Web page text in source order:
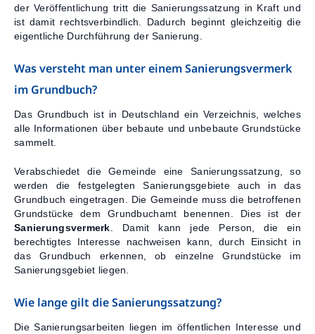
der Veröffentlichung tritt die Sanierungssatzung in Kraft und
ist damit rechtsverbindlich. Dadurch beginnt gleichzeitig die
eigentliche Durchführung der Sanierung.
Was versteht man unter einem Sanierungsvermerk
im Grundbuch?
Das Grundbuch ist in Deutschland ein Verzeichnis, welches
alle Informationen über bebaute und unbebaute Grundstücke
sammelt.
Verabschiedet die Gemeinde eine Sanierungssatzung, so
werden die festgelegten Sanierungsgebiete auch in das
Grundbuch eingetragen. Die Gemeinde muss die betroffenen
Grundstücke dem Grundbuchamt benennen. Dies ist der
Sanierungsvermerk . Damit kann jede Person, die ein
berechtigtes Interesse nachweisen kann, durch Einsicht in
das Grundbuch erkennen, ob einzelne Grundstücke im
Sanierungsgebiet liegen.
Wie lange gilt die Sanierungssatzung?
Die Sanierungsarbeiten liegen im öffentlichen Interesse und